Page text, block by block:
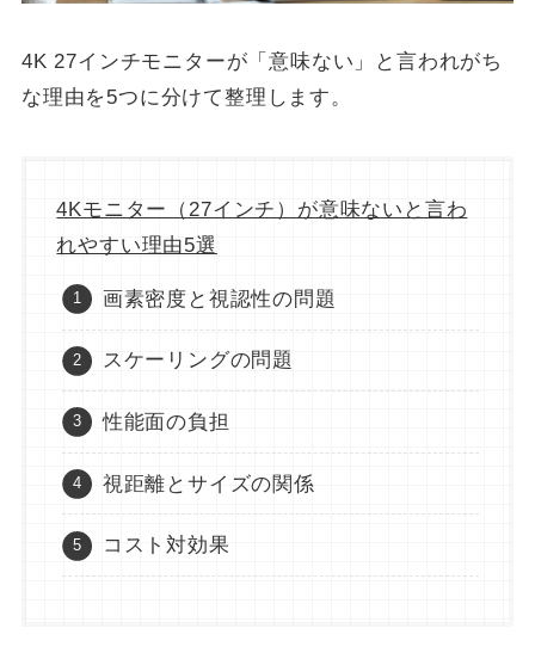
4K 27インチモニターが「意味ない」と言われがち
な理由を5つに分けて整理します。
4Kモニター（27インチ）が意味ないと言わ
れやすい理由5選
画素密度と視認性の問題
スケーリングの問題
性能面の負担
視距離とサイズの関係
コスト対効果